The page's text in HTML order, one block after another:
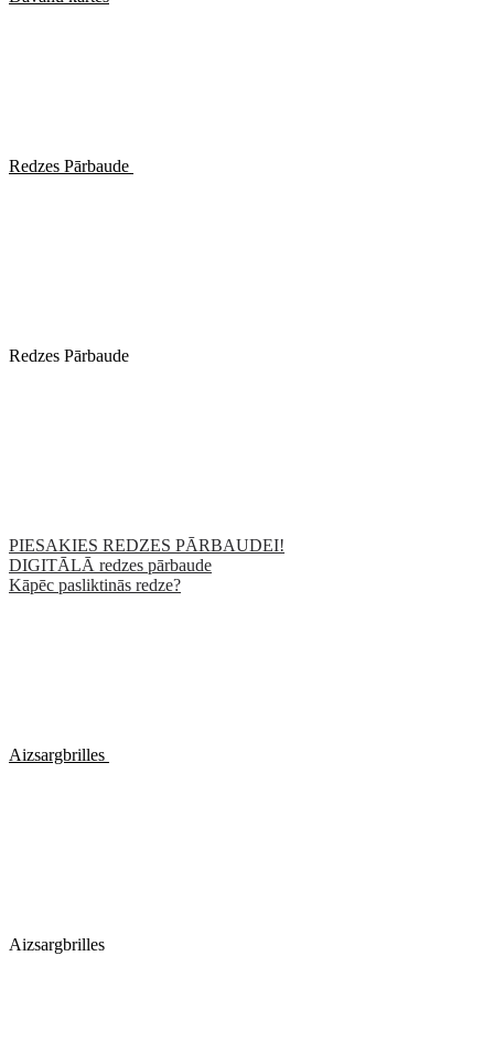
Redzes Pārbaude
Redzes Pārbaude
PIESAKIES REDZES PĀRBAUDEI!
DIGITĀLĀ redzes pārbaude
Kāpēc pasliktinās redze?
Aizsargbrilles
Aizsargbrilles